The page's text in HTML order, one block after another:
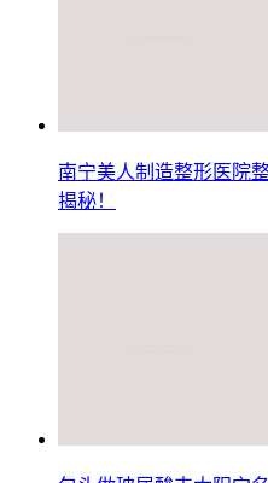
南宁美人制造整形医院
揭秘！